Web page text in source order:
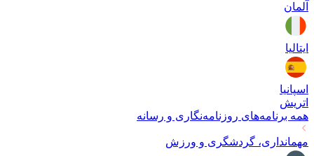
آلمان
ایتالیا
اسپانیا
اتریش
همه برنامه‌های روزنامه‌نگاری و رسانه
مهمانداری، گردشگری و ورزش